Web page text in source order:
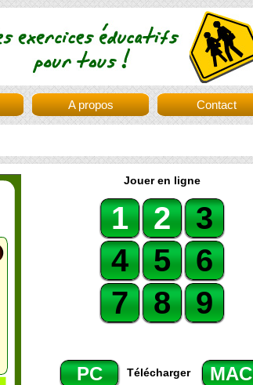
A propos Contact
Jouer en ligne
1 2
3
4
5
6
7
8 9
PC Télécharger MAC